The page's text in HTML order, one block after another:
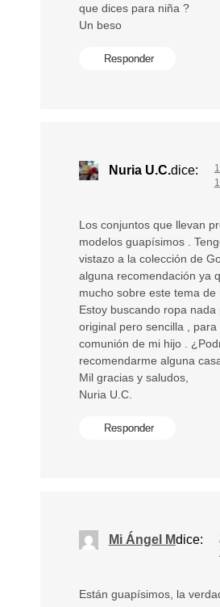
que dices para niña ?
Un beso
Responder
Nuria U.C.dice:
Los conjuntos que llevan
modelos guapísimos .
vistazo a la colección de
alguna recomendación ya
mucho sobre este tema de
Estoy buscando ropa nada
original pero sencilla , para
comunión de mi hijo .
recomendarme alguna casa
Mil gracias y saludos,
Nuria U.C.
Responder
Mi Ángel Mdice:
Están guapísimos, la